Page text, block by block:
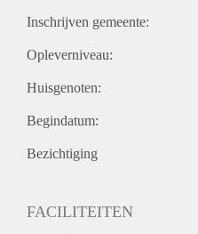
Inschrijven gemeente:
Opleverniveau:
Huisgenoten:
Begindatum:
Bezichtiging
FACILITEITEN